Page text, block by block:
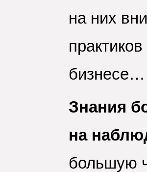
на них
бизнесе…
Знания
на
большую